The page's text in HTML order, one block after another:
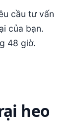
cầu tư vấn
của bạn.
48 giờ.
heo